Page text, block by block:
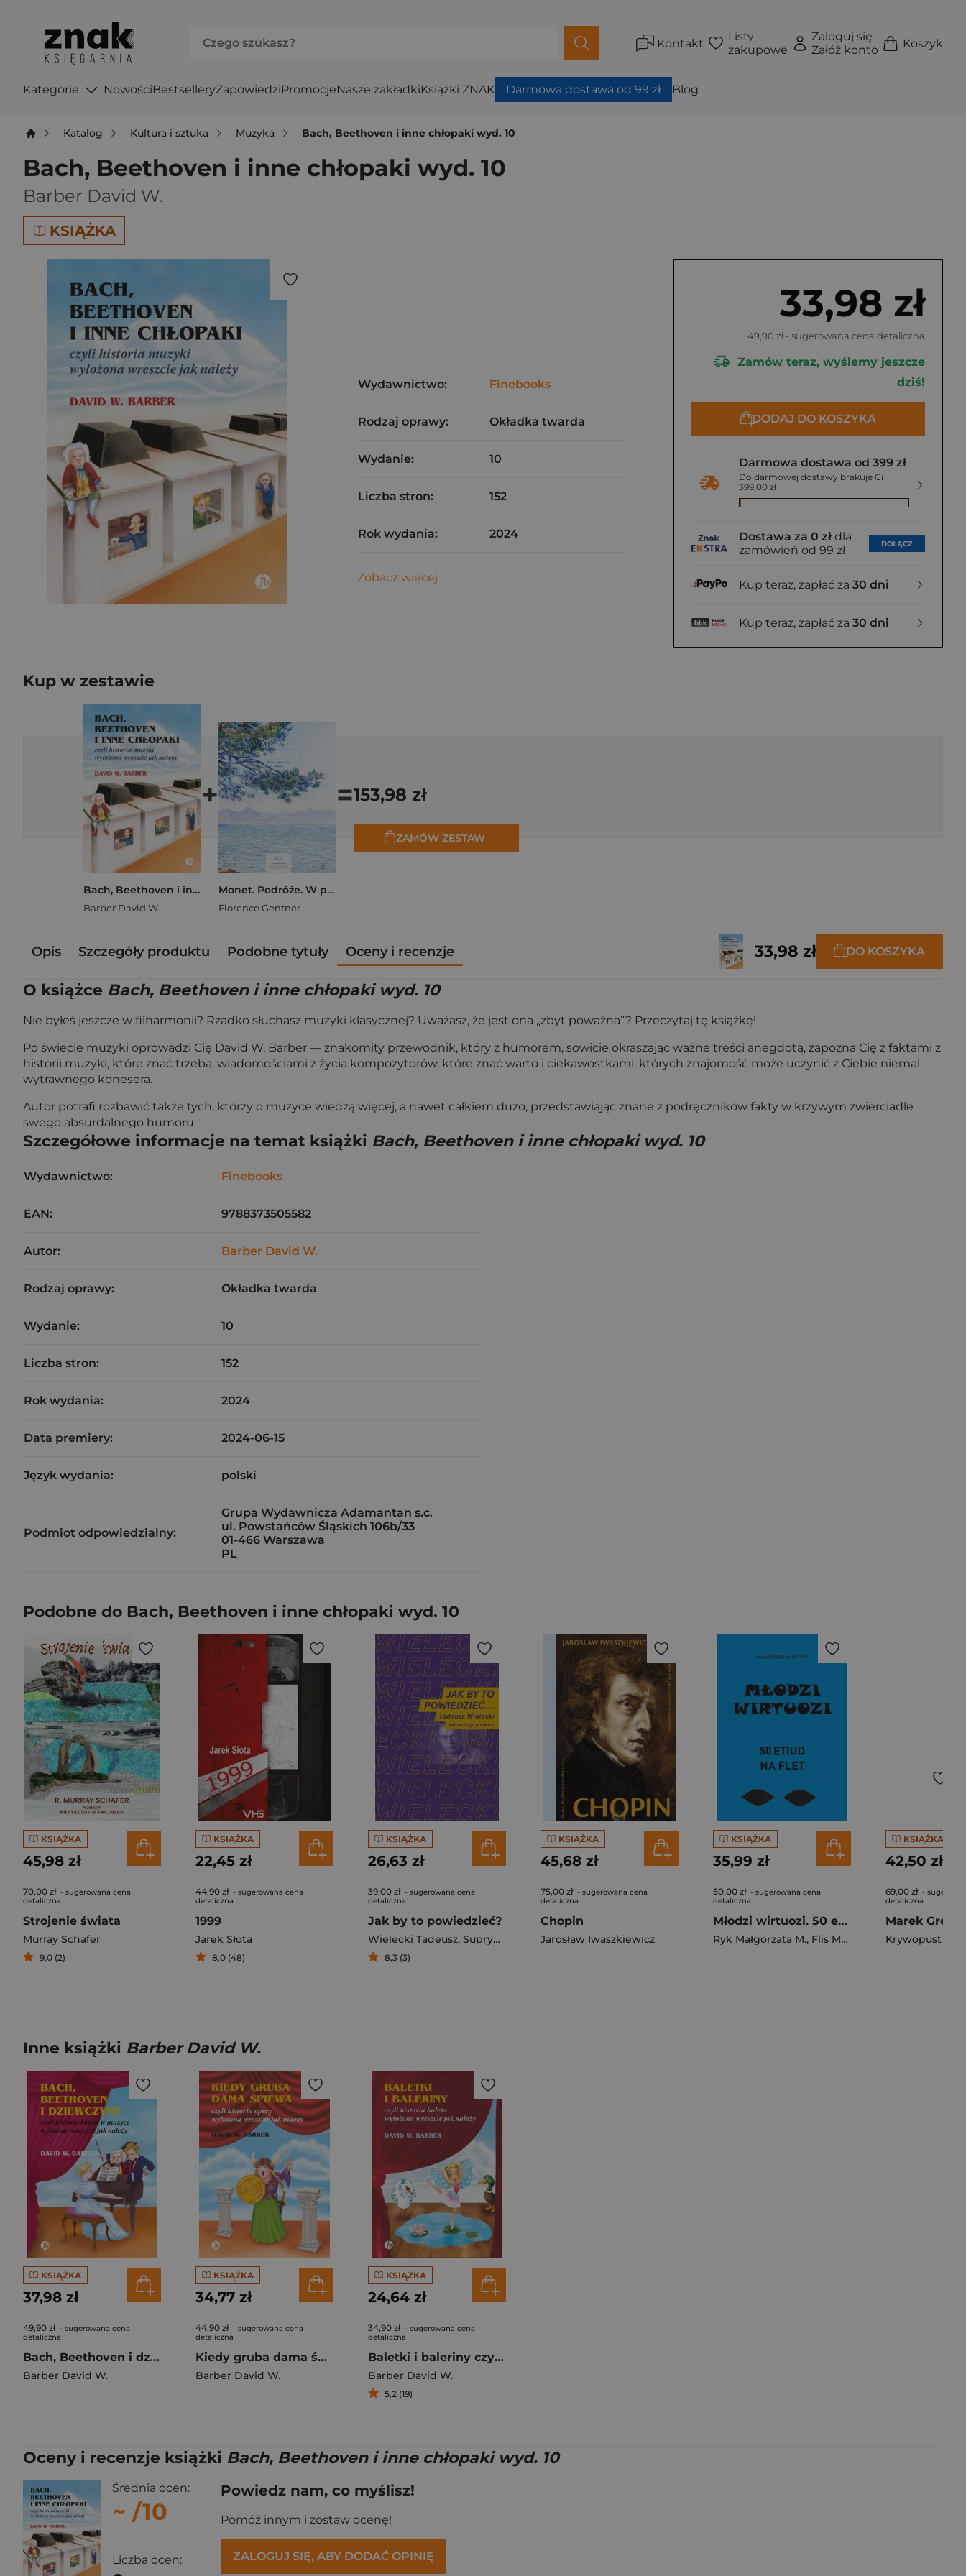
Kontakt
Listy
zakupowe
Zaloguj się
Załóż konto
Koszyk
Kategorie NowościBestselleryZapowiedziPromocjeNasze zakładkiKsiążki ZNAK Darmowa dostawa od 99 zł Blog
Katalog Kultura i sztuka Muzyka Bach, Beethoven i inne chłopaki wyd. 10
Bach, Beethoven i inne chłopaki wyd. 10
Barber David W.
KSIĄŻKA
33,98 zł
49,90 zł - sugerowana cena detaliczna
Zamów teraz, wyślemy jeszcze
dziś!
DODAJ DO KOSZYKA
Darmowa dostawa od 399 zł
Do darmowej dostawy brakuje Ci
399,00 zł
Dostawa za 0 zł dla
zamówień od 99 zł
DOŁĄCZ
Kup teraz, zapłać za 30 dni
Kup teraz, zapłać za 30 dni
Wydawnictwo: Finebooks
Rodzaj oprawy: Okładka twarda
Wydanie: 10
Liczba stron: 152
Rok wydania: 2024
Zobacz więcej
Kup w zestawie
Bach, Beethoven i inne chłopaki wyd. 10
Barber David W.
+
Monet. Podróże. W poszukiwaniu światła
Florence Gentner
=153,98 zł
ZAMÓW ZESTAW
Opis Szczegóły produktu Podobne tytuły Oceny i recenzje 33,98 zł DO KOSZYKA
O książce Bach, Beethoven i inne chłopaki wyd. 10
Nie byłeś jeszcze w filharmonii? Rzadko słuchasz muzyki klasycznej? Uważasz, że jest ona „zbyt poważna”? Przeczytaj tę książkę!
Po świecie muzyki oprowadzi Cię David W. Barber — znakomity przewodnik, który z humorem, sowicie okraszając ważne treści anegdotą, zapozna Cię z faktami z
historii muzyki, które znać trzeba, wiadomościami z życia kompozytorów, które znać warto i ciekawostkami, których znajomość może uczynić z Ciebie niemal
wytrawnego konesera.
Autor potrafi rozbawić także tych, którzy o muzyce wiedzą więcej, a nawet całkiem dużo, przedstawiając znane z podręczników fakty w krzywym zwierciadle
swego absurdalnego humoru.
Szczegółowe informacje na temat książki Bach, Beethoven i inne chłopaki wyd. 10
Wydawnictwo: Finebooks
EAN: 9788373505582
Autor: Barber David W.
Rodzaj oprawy: Okładka twarda
Wydanie: 10
Liczba stron: 152
Rok wydania: 2024
Data premiery: 2024-06-15
Język wydania: polski
Podmiot odpowiedzialny:
Grupa Wydawnicza Adamantan s.c.
ul. Powstańców Śląskich 106b/33
01-466 Warszawa
PL
Podobne do Bach, Beethoven i inne chłopaki wyd. 10
KSIĄŻKA
45,98 zł
70,00 zł - sugerowana cena
detaliczna
Strojenie świata
Murray Schafer
9,0 (2)
KSIĄŻKA
22,45 zł
44,90 zł - sugerowana cena
detaliczna
1999
Jarek Słota
8,0 (48)
KSIĄŻKA
26,63 zł
39,00 zł - sugerowana cena
detaliczna
Jak by to powiedzieć?
Wielecki Tadeusz, Suprynowicz Adam
8,3 (3)
KSIĄŻKA
45,68 zł
75,00 zł - sugerowana cena
detaliczna
Chopin
Jarosław Iwaszkiewicz
KSIĄŻKA
35,99 zł
50,00 zł - sugerowana cena
detaliczna
Młodzi wirtuozi. 50 etiud na flet
Ryk Małgorzata M., Flis Maja
KSIĄŻKA
42,50 zł
69,00 zł -
detaliczna
Inne książki Barber David W.
KSIĄŻKA
37,98 zł
49,90 zł - sugerowana cena
detaliczna
Bach, Beethoven i dziewczyny
Barber David W.
KSIĄŻKA
34,77 zł
44,90 zł - sugerowana cena
detaliczna
Kiedy gruba dama śpiewa czyli historia opery wyłożona wreszcie jak należy
Barber David W.
KSIĄŻKA
24,64 zł
34,90 zł - sugerowana cena
detaliczna
Baletki i baleriny czyli historia baletu wyłożona wreszcie jak należy
Barber David W.
5,2 (19)
Oceny i recenzje książki Bach, Beethoven i inne chłopaki wyd. 10
Średnia ocen:
~ /10
Liczba ocen:
Powiedz nam, co myślisz!
Pomóż innym i zostaw ocenę!
ZALOGUJ SIĘ, ABY DODAĆ OPINIĘ